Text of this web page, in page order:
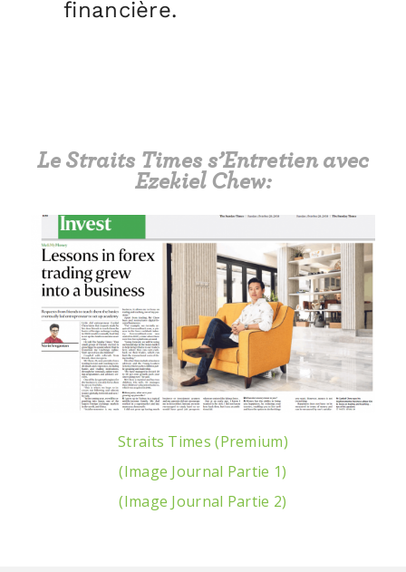
financière.
Le Straits Times s’Entretien avec
Ezekiel Chew:
Straits Times (Premium)
(Image Journal Partie 1)
(Image Journal Partie 2)